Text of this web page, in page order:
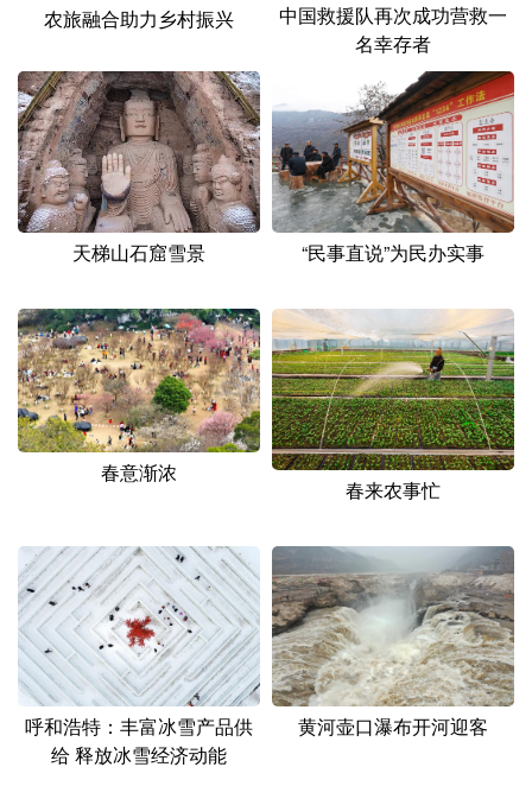
多语种频道
English Español عربى
Русский язык 日本語 한국어
Deutsch Português
农旅融合助力乡村振兴
中国救援队再次成功营救一
名幸存者
天梯山石窟雪景 “民事直说”为民办实事
春意渐浓
春来农事忙
呼和浩特：丰富冰雪产品供
给 释放冰雪经济动能
黄河壶口瀑布开河迎客